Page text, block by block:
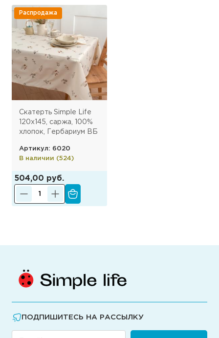
Распродажа
Скатерть Simple Life
120х145, саржа, 100%
хлопок, Гербариум ВБ
Артикул: 6020
В наличии (524)
504,00 руб.
ПОДПИШИТЕСЬ НА РАССЫЛКУ